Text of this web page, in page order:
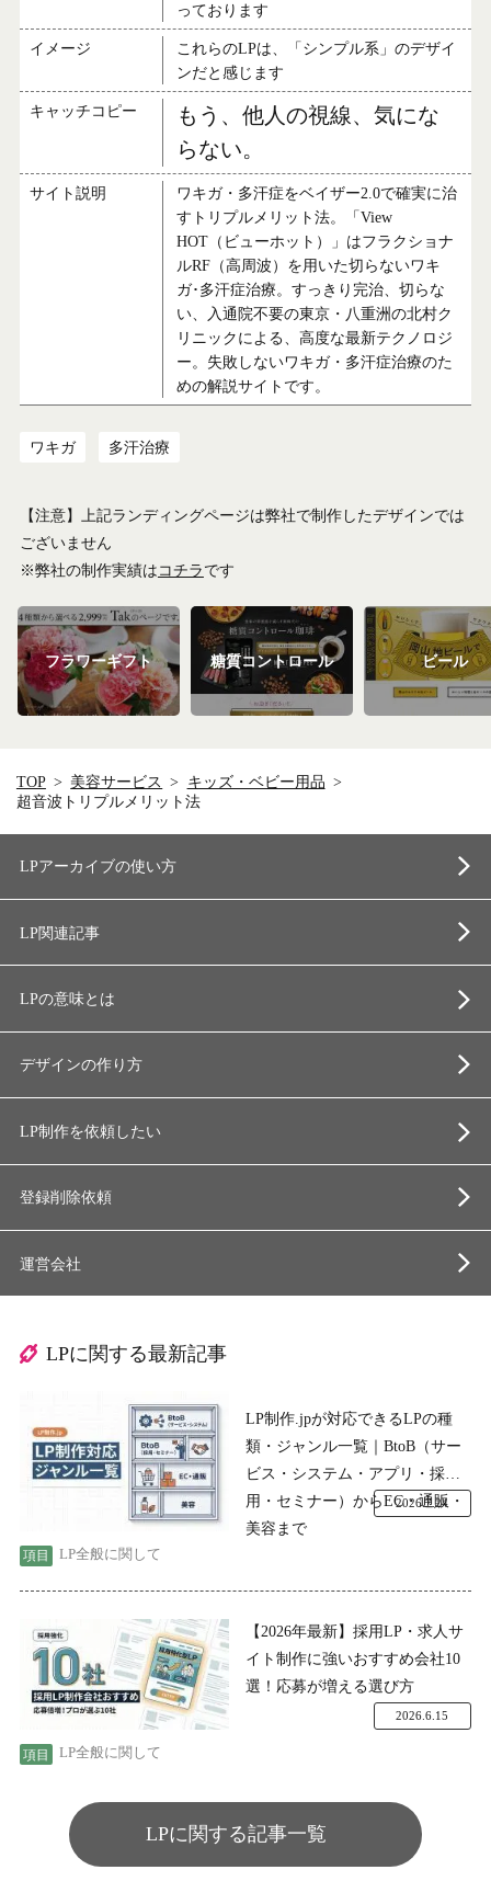
っております
イメージ
これらのLPは、「シンプル系」のデザイ
ンだと感じます
キャッチコピー
もう、他人の視線、気にな
らない。
サイト説明
ワキガ・多汗症をベイザー2.0で確実に治
すトリプルメリット法。「View
HOT（ビューホット）」はフラクショナ
ルRF（高周波）を用いた切らないワキ
ガ･多汗症治療。すっきり完治、切らな
い、入通院不要の東京・八重洲の北村ク
リニックによる、高度な最新テクノロジ
ー。失敗しないワキガ・多汗症治療のた
めの解説サイトです。
ワキガ 多汗治療
【注意】上記ランディングページは弊社で制作したデザインでは
ございません
※弊社の制作実績はコチラです
フラワーギフト 糖質コントロール ビール
TOP 美容サービス
キッズ・ベビー用品
超音波トリプルメリット法
LPアーカイブの使い方
LP関連記事
LPの意味とは
デザインの作り方
LP制作を依頼したい
登録削除依頼
運営会社
LPに関する最新記事
LP制作.jpが対応できるLPの種
類・ジャンル一覧｜BtoB（サー
ビス・システム・アプリ・採
用・セミナー）からEC・通販・
美容まで
LP全般に関して
2026.7.24
【2026年最新】採用LP・求人サ
イト制作に強いおすすめ会社10
選！応募が増える選び方
LP全般に関して
2026.6.15
LPに関する記事一覧